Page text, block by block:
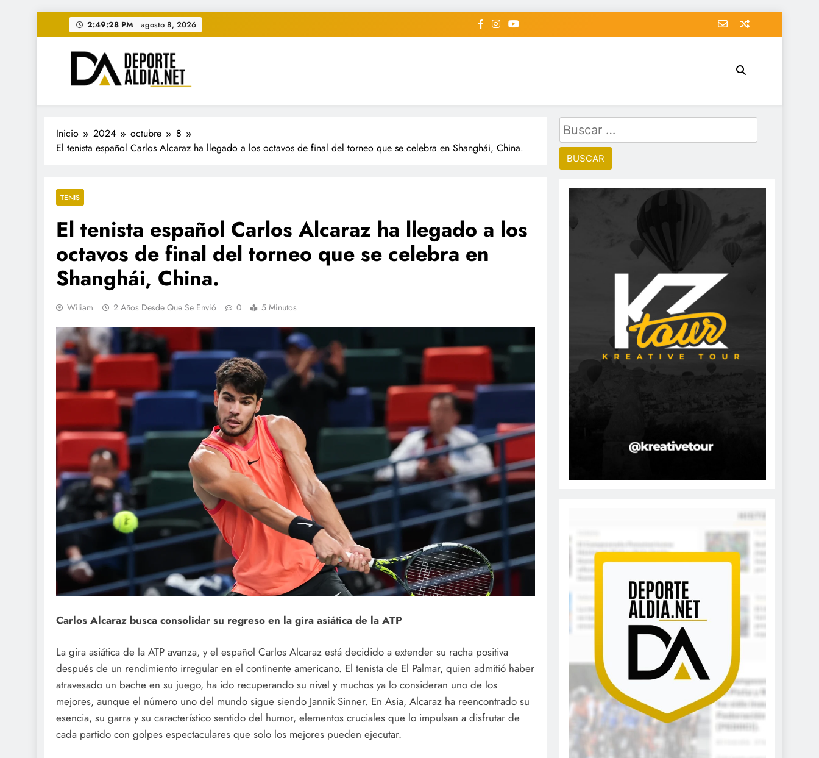
al
contenido
2:49:29 PM agosto 8, 2026
• DEPORTE AL DIA • "Periodico Deportivo Digital"
www.deportealdia.net #deportealdia #deportealdiard #deportealdiaperiodico
Inicio 2024 octubre
8
El tenista español Carlos Alcaraz ha llegado a los octavos de final del torneo que se celebra en Shanghái, China.
TENIS
El tenista español Carlos Alcaraz ha llegado a los
octavos de final del torneo que se celebra en
Shanghái, China.
Wiliam 2 Años Desde Que Se Envió 0 5 Minutos
Carlos Alcaraz busca consolidar su regreso en la gira asiática de la ATP
La gira asiática de la ATP avanza, y el español Carlos Alcaraz está decidido a extender su racha positiva
después de un rendimiento irregular en el continente americano. El tenista de El Palmar, quien admitió haber
atravesado un bache en su juego, ha ido recuperando su nivel y muchos ya lo consideran uno de los
mejores, aunque el número uno del mundo sigue siendo Jannik Sinner. En Asia, Alcaraz ha reencontrado su
esencia, su garra y su característico sentido del humor, elementos cruciales que lo impulsan a disfrutar de
cada partido con golpes espectaculares que solo los mejores pueden ejecutar.
Buscar: